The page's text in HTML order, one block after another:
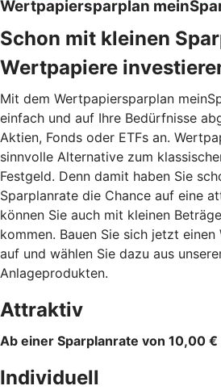
Wertpapiersparplan
Schon mit kleinen
Wertpapiere
Mit dem Wertpapiersparplan
einfach und auf Ihre Bedürfnisse
Aktien, Fonds oder ETFs an.
sinnvolle Alternative zum
Festgeld. Denn damit haben Sie
Sparplanrate die Chance auf eine
können Sie auch mit kleinen
kommen. Bauen Sie sich jetzt
auf und wählen Sie dazu aus
Anlageprodukten.
Attraktiv
Ab einer Sparplanrate von 10,00 €
Individuell